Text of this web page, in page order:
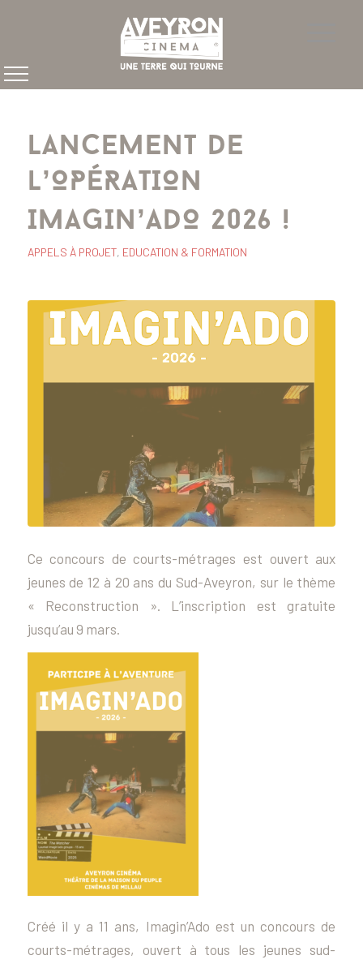
LANCEMENT DE
L’OPÉRATION
IMAGIN’ADO 2026 !
APPELS À PROJET, EDUCATION & FORMATION
Ce concours de courts-métrages est ouvert aux
jeunes de 12 à 20 ans du Sud-Aveyron, sur le thème
« Reconstruction ». L’inscription est gratuite
jusqu’au 9 mars.
Créé il y a 11 ans, Imagin’Ado est un concours de
courts-métrages, ouvert à tous les jeunes sud-